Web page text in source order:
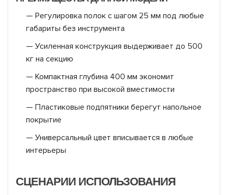
— Регулировка полок с шагом 25 мм под любые
габариты без инструмента
— Усиленная конструкция выдерживает до 500
кг на секцию
— Компактная глубина 400 мм экономит
пространство при высокой вместимости
— Пластиковые подпятники берегут напольное
покрытие
— Универсальный цвет вписывается в любые
интерьеры
СЦЕНАРИИ ИСПОЛЬЗОВАНИЯ